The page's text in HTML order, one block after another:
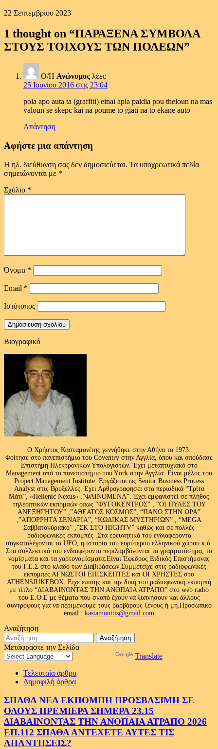
22 Σεπτεμβρίου 2023
1 thought on “ΠΑΡΑΞΕΝΑ ΣΥΜΒΟΛΑ
ΣΤΟΥΣ ΤΟΙΧΟΥΣ ΤΩΝ ΠΟΛΕΩΝ”
Ο/Η Ανώνυμος λέει:
25 Ιουνίου 2016 στις 23:04
pola apo auta ta (graffiti) einai apla paidia pou theloun na mas
valoun se skepc kai na poume to giati na to ekane auto
Απάντηση
Αφήστε μια απάντηση
Η ηλ. διεύθυνση σας δεν δημοσιεύεται. Τα υποχρεωτικά πεδία
σημειώνονται με *
Σχόλιο *
Όνομα *
Email *
Ιστότοπος
Βιογραφικό
Ο Χρήστος Κασταμονίτης γεννήθηκε στην Αθήνα το 1973.
Φοίτησε στο πανεπιστήμιο του Coventry στην Αγγλία, όπου και σπούδασε
Επιστήμη Ηλεκτρονικών Υπολογιστών. Έχει μεταπτυχιακό στο
Management από το πανεπιστήμιο του Υork στην Αγγλία. Είναι μέλος του
Project Management Institute. Εργάζεται ως Senior Business Process
Analyst στις Βρυξελλες. Εχει Αρθρογραφησει στα περιοδικά “Τρίτο
Μάτι”, «Hellenic Nexus» ,”ΦΑΙΝΟΜΕΝΑ”. Έχει εμφανιστεί σε πλήθος
τηλεοπτικών εκπομπών όπως “ΦΥΓΟΚΕΝΤΡΟΣ” , “ΟΙ ΠΥΛΕΣ ΤΟΥ
ΑΝΕΞΗΓΗΤΟΥ” ,”ΑΘΕΑΤΟΣ ΚΟΣΜΟΣ”, “ΠΑΝΩ ΣΤΗΝ ΩΡΑ”
,”ΑΠΟΡΡΗΤΑ ΣΕΝΑΡΙΑ”, “ΚΩΔΙΚΑΣ ΜΥΣΤΗΡΙΩΝ” , “MEGA
Σαββατοκύριακο” ,”ΣΚ ΣΤΟ HIGHTV” καθώς και σε πολλές
ραδιοφωνικές εκπομπές .Στα ερευνητικά του ενδιαφέροντα
συγκαταλέγονται τα UFO, η ιστορία του ευρύτερου ελληνικού χώρου κ.ά.
Στα συλλεκτικά του ενδιαφέροντα περιλαμβάνονται τα γραμματόσημα, τα
νομίσματα και τα χαρτονομίσματα.Είναι Έφεδρος Ειδικός Επιστήμονας
του Γ.Ε.Σ στο κλάδο των Διαβιβάσεων.Συμμετείχε στις ραδιοφωνικές
εκπομπές ΑΓΝΩΣΤΟΙ ΕΠΙΣΚΕΠΤΕΣ και ΟΙ ΧΡΗΣΤΕΣ στο
ATHENSJUKEBOX .Ειχε επισης και την δική του ραδιοφωνική εκπομπή
με τίτλο “ΔΙΑΒΑΙΝΟΝΤΑΣ ΤΗΝ ΑΝΟΠΑΙΑ ΑΤΡΑΠΟ” στο web radio
του Ε.Ο.Ε με θέματα που σκοπό έχουν να ξυπνήσουν και άλλους
συντρόφους για να περιμένουμε τους βαρβάρους ξένους ή μη.Προσωπικό
email : kastamonitis@gmail.com
Αναζήτηση
Αναζήτηση
για:
Μετάφραστε την Σελίδα
Translate
Τελευταία άρθρα
Δημοφιλή άρθρα
ΣΠΑΘΑ ΝΕΑ ΕΚΠΟΜΠΗ ΠΡΟΣΒΑΣΙΜΗ ΣΕ
ΟΛΟΥΣ ΠΡΕΜΙΕΡΑ ΣΗΜΕΡΑ 23.15
ΔΙΑΒΑΙΝΟΝΤΑΣ ΤΗΝ ΑΝΟΠΑΙΑ ΑΤΡΑΠΟ 2026
ΕΠ.112 ΣΠΑΘΑ ΑΝΤΕΧΕΤΕ ΑΥΤΕΣ ΤΙΣ
ΑΠΑΝΤΗΣΕΙΣ?